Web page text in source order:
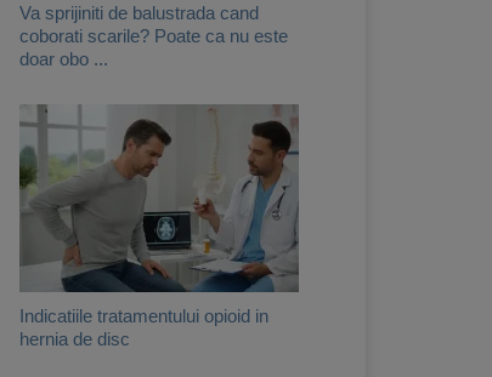
Va sprijiniti de balustrada cand
coborati scarile? Poate ca nu este
doar obo ...
Indicatiile tratamentului opioid in
hernia de disc